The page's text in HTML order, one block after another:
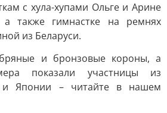
с хула-хупами Ольге и Арине
также гимнастке на ремнях
из Беларуси.
и бронзовые короны, а
показали участницы из
и Японии – читайте в нашем